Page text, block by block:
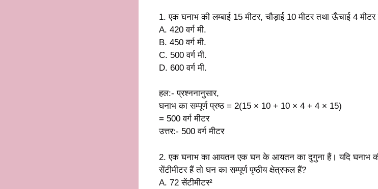
1. एक घनाभ की लम्बाई 15 मीटर, चौड़ाई 10 मीटर तथा ऊँचाई 4 मीटर
A. 420 वर्ग मी.
B. 450 वर्ग मी.
C. 500 वर्ग मी.
D. 600 वर्ग मी.
हल:- प्रश्ननानुसार,
घनाभ का सम्पूर्ण प्रष्ठ = 2(15 × 10 + 10 × 4 + 4 × 15)
= 500 वर्ग मीटर
उत्तर:- 500 वर्ग मीटर
2. एक घनाभ का आयतन एक घन के आयतन का दुगुना हैं। यदि घनाभ की
सेंटीमीटर हैं तो घन का सम्पूर्ण पृष्ठीय क्षेत्रफल हैं?
A. 72 सेंटीमीटर²